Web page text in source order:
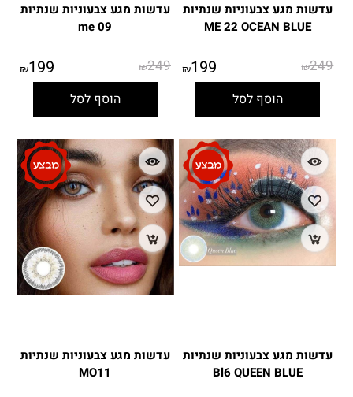
עדשות מגע צבעוניות שנתיות
ME 22 OCEAN BLUE
₪249
₪199
הוסף לסל
עדשות מגע צבעוניות שנתיות
me 09
₪249
₪199
הוסף לסל
עדשות מגע צבעוניות שנתיות
Bl6 QUEEN BLUE
עדשות מגע צבעוניות שנתיות
MO11